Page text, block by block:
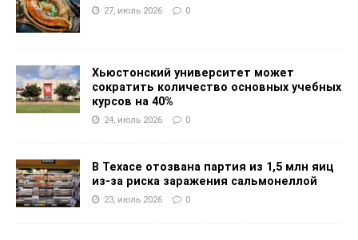
27, июль 2026 0
Хьюстонский университет может
сократить количество основных учебных
курсов на 40%
24, июль 2026 0
В Техасе отозвана партия из 1,5 млн яиц
из-за риска заражения сальмонеллой
23, июль 2026 0